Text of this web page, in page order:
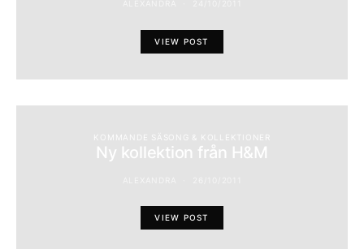
VIEW POST
KOMMANDE SÄSONG & KOLLEKTIONER
Ny kollektion från H&M
VIEW POST